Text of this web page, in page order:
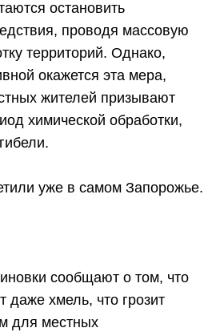
остановить
проводя массовую
территорий. Однако,
окажется эта мера,
жителей призывают
химической обработки,
уже в самом Запорожье.
сообщают о том, что
даже хмель, что грозит
для местных